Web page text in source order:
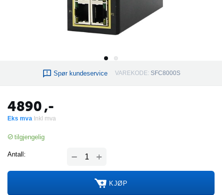
Spør kundeservice VAREKODE: SFC8000S
4890,-
Eks mva Inkl mva
tilgjengelig
Antall: +
−
KJØP